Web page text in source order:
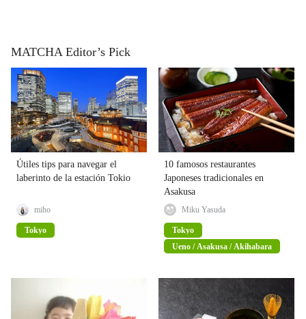
MATCHA Editor’s Pick
Útiles tips para navegar el
laberinto de la estación Tokio
miho
Tokyo
10 famosos restaurantes
Japoneses tradicionales en
Asakusa
Miku Yasuda
Tokyo
Ueno / Asakusa / Akihabara